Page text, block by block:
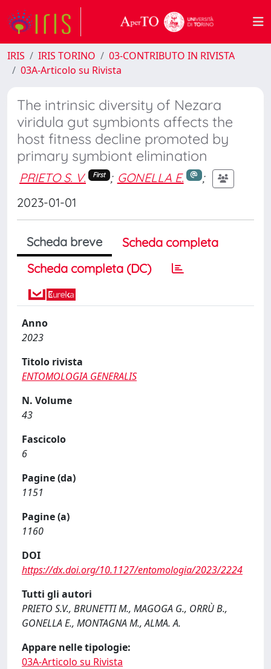
IRIS IRIS TORINO
03-CONTRIBUTO IN RIVISTA
03A-Articolo su Rivista
The intrinsic diversity of Nezara
viridula gut symbionts affects the
host fitness decline promoted by
primary symbiont elimination
PRIETO S. V. First ; GONELLA E.
;
2023-01-01
Scheda breve
Scheda completa
Scheda completa (DC)
Anno
2023
Titolo rivista
ENTOMOLOGIA GENERALIS
N. Volume
43
Fascicolo
6
Pagine (da)
1151
Pagine (a)
1160
DOI
https://dx.doi.org/10.1127/entomologia/2023/2224
Tutti gli autori
PRIETO S.V., BRUNETTI M., MAGOGA G., ORRÙ B.,
GONELLA E., MONTAGNA M., ALMA. A.
Appare nelle tipologie:
03A-Articolo su Rivista